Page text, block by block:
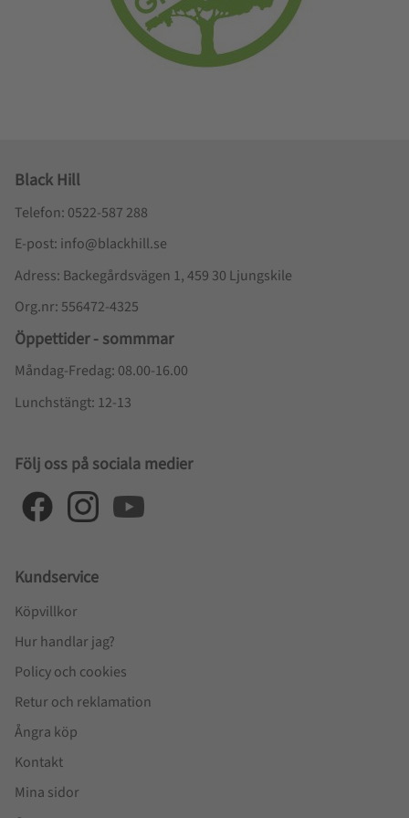
Black Hill
Telefon: 0522-587 288
E-post: info@blackhill.se
Adress: Backegårdsvägen 1, 459 30 Ljungskile
Org.nr: 556472-4325
Öppettider - sommmar
Måndag-Fredag: 08.00-16.00
Lunchstängt: 12-13
Följ oss på sociala medier
Kundservice
Köpvillkor
Hur handlar jag?
Policy och cookies
Retur och reklamation
Ångra köp
Kontakt
Mina sidor